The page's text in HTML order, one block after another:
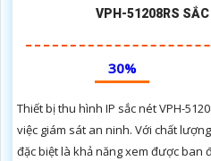
VPH-51208RS SẮC
30%
Thiết bị thu hình IP sắc nét VPH-
việc giám sát an ninh. Với chất
đặc biệt là khả năng xem được ban